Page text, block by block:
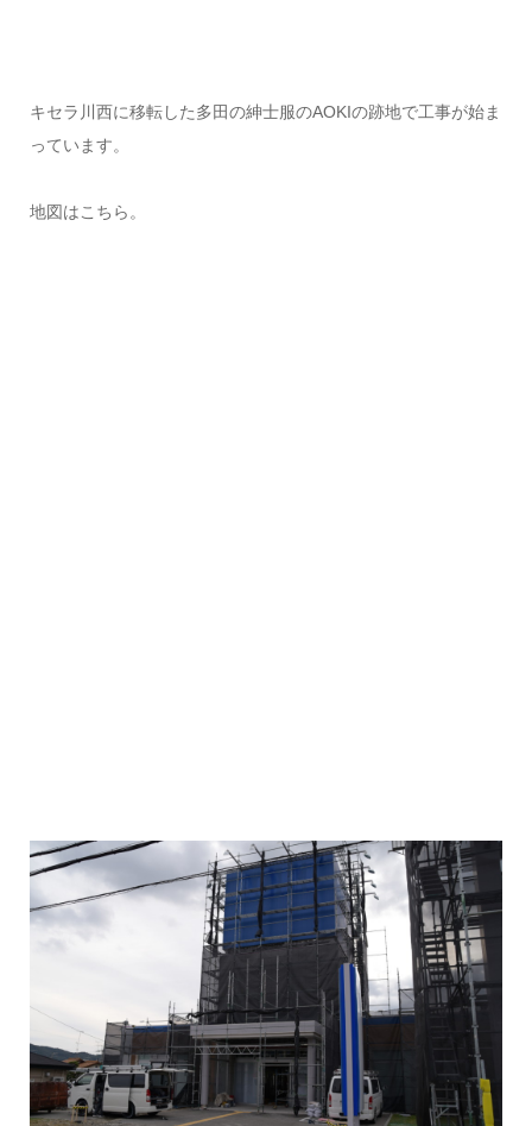
キセラ川西に移転した多田の紳士服のAOKIの跡地で工事が始ま
っています。
地図はこちら。